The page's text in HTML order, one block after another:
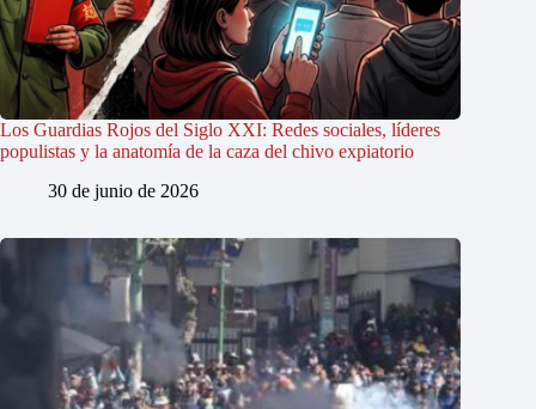
Los Guardias Rojos del Siglo XXI: Redes sociales, líderes
populistas y la anatomía de la caza del chivo expiatorio
30 de junio de 2026